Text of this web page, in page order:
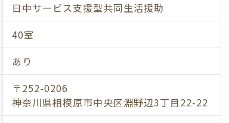
日中サービス支援型共同生活援助
40室
あり
〒252-0206
神奈川県相模原市中央区淵野辺3丁目22-22